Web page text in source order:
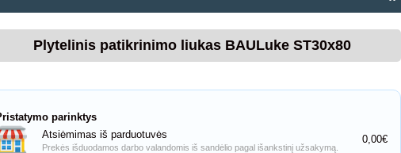
Plytelinis patikrinimo liukas BAULuke ST30x80
parinktys
Atsiėmimas iš parduotuvės
Prekės išduodamos darbo valandomis iš sandėlio pagal išankstinį užsakymą.
0,00€